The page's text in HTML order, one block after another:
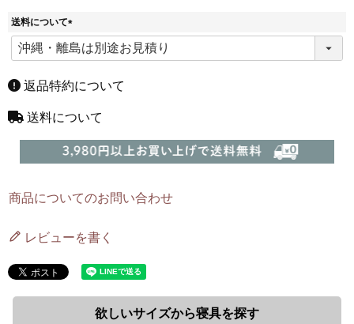
送料について
(
必
)
返品特約について
送料について
商品についてのお問い合わせ
レビューを書く
欲しいサイズから寝具を探す